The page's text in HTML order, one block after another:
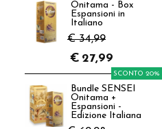
Onitama - Box
Espansioni in
Italiano
€ 34,99
€ 27,99
Bundle SENSEI
Onitama +
Espansioni -
Edizione Italiana
SCONTO 20%